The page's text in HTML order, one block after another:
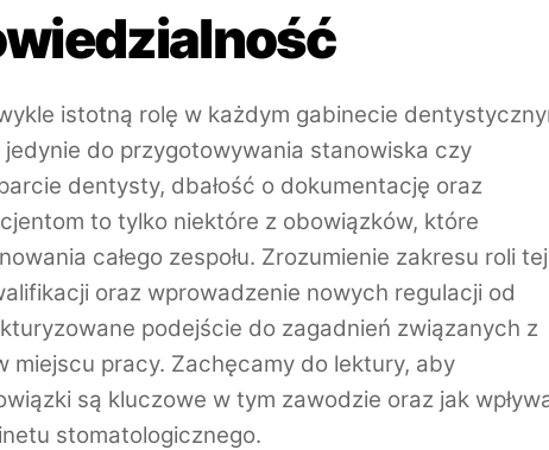
istotną rolę w każdym gabinecie
do przygotowywania stanowiska czy
dentysty, dbałość o dokumentację oraz
to tylko niektóre z obowiązków, które
całego zespołu. Zrozumienie zakresu roli tej
oraz wprowadzenie nowych regulacji od
podejście do zagadnień związanych z
miejscu pracy. Zachęcamy do lektury, aby
są kluczowe w tym zawodzie oraz jak
stomatologicznego.